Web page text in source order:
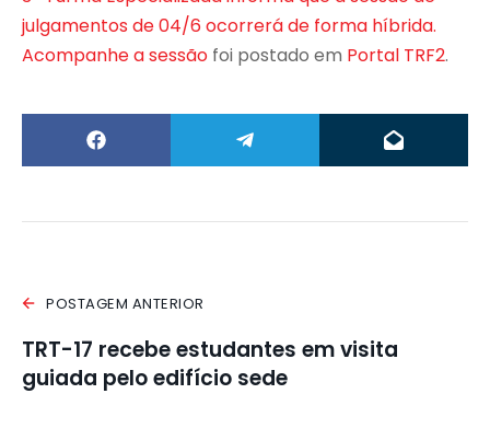
julgamentos de 04/6 ocorrerá de forma híbrida.
Acompanhe a sessão foi postado em Portal TRF2.
POSTAGEM ANTERIOR
TRT-17 recebe estudantes em visita
guiada pelo edifício sede